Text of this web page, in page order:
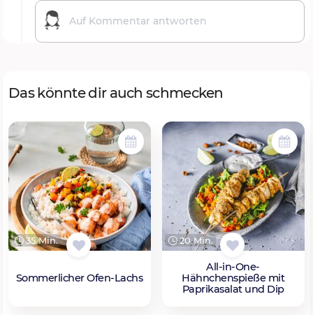
Das könnte dir auch schmecken
35 Min.
Sommerlicher Ofen-Lachs
20 Min.
All-in-One-
Hähnchenspieße mit
Paprikasalat und Dip